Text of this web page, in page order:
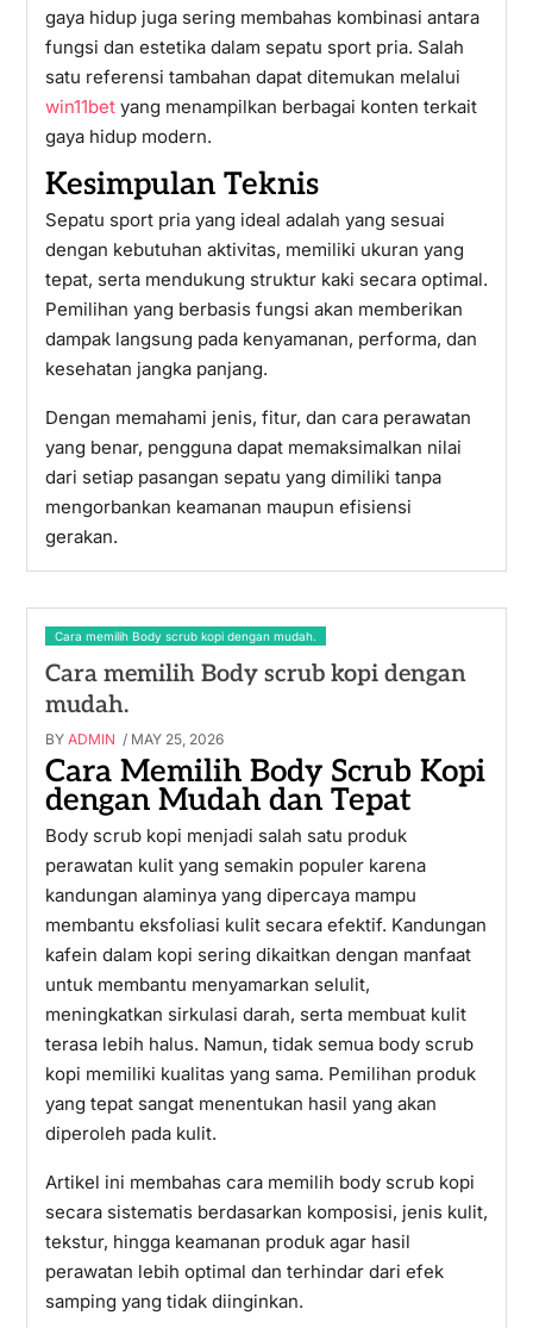
gaya hidup juga sering membahas kombinasi antara
fungsi dan estetika dalam sepatu sport pria. Salah
satu referensi tambahan dapat ditemukan melalui
win11betyang menampilkan berbagai konten terkait
gaya hidup modern.
Kesimpulan Teknis
Sepatu sport pria yang ideal adalah yang sesuai
dengan kebutuhan aktivitas, memiliki ukuran yang
tepat, serta mendukung struktur kaki secara optimal.
Pemilihan yang berbasis fungsi akan memberikan
dampak langsung pada kenyamanan, performa, dan
kesehatan jangka panjang.
Dengan memahami jenis, fitur, dan cara perawatan
yang benar, pengguna dapat memaksimalkan nilai
dari setiap pasangan sepatu yang dimiliki tanpa
mengorbankan keamanan maupun efisiensi
gerakan.
Cara memilih Body scrub kopi dengan mudah.
Cara memilih Body scrub kopi dengan
mudah.
BY ADMIN / MAY 25, 2026
Cara Memilih Body Scrub Kopi
dengan Mudah dan Tepat
Body scrub kopi menjadi salah satu produk
perawatan kulit yang semakin populer karena
kandungan alaminya yang dipercaya mampu
membantu eksfoliasi kulit secara efektif. Kandungan
kafein dalam kopi sering dikaitkan dengan manfaat
untuk membantu menyamarkan selulit,
meningkatkan sirkulasi darah, serta membuat kulit
terasa lebih halus. Namun, tidak semua body scrub
kopi memiliki kualitas yang sama. Pemilihan produk
yang tepat sangat menentukan hasil yang akan
diperoleh pada kulit.
Artikel ini membahas cara memilih body scrub kopi
secara sistematis berdasarkan komposisi, jenis kulit,
tekstur, hingga keamanan produk agar hasil
perawatan lebih optimal dan terhindar dari efek
samping yang tidak diinginkan.